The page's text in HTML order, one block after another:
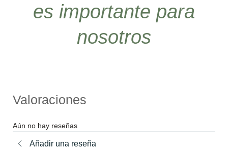
es importante para
nosotros
Valoraciones
Aún no hay reseñas
Añadir una reseña